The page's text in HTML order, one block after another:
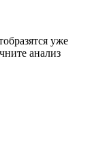
уже
анализ